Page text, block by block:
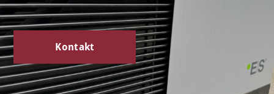
Kontakt